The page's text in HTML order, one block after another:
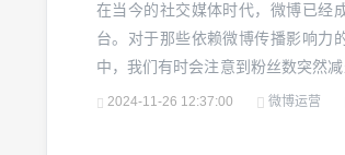
在当今的社交媒体时代，微博已经
台。对于那些依赖微博传播影响力
中，我们有时会注意到粉丝数突然
一个疑问：“微博怎么看取关的粉丝
2024-11-26 12:37:00 微博运营